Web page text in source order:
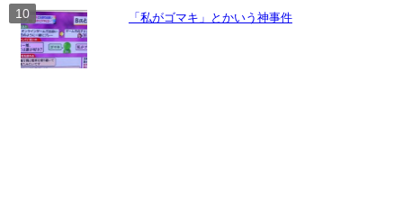
「私がゴマキ」とかいう神事件